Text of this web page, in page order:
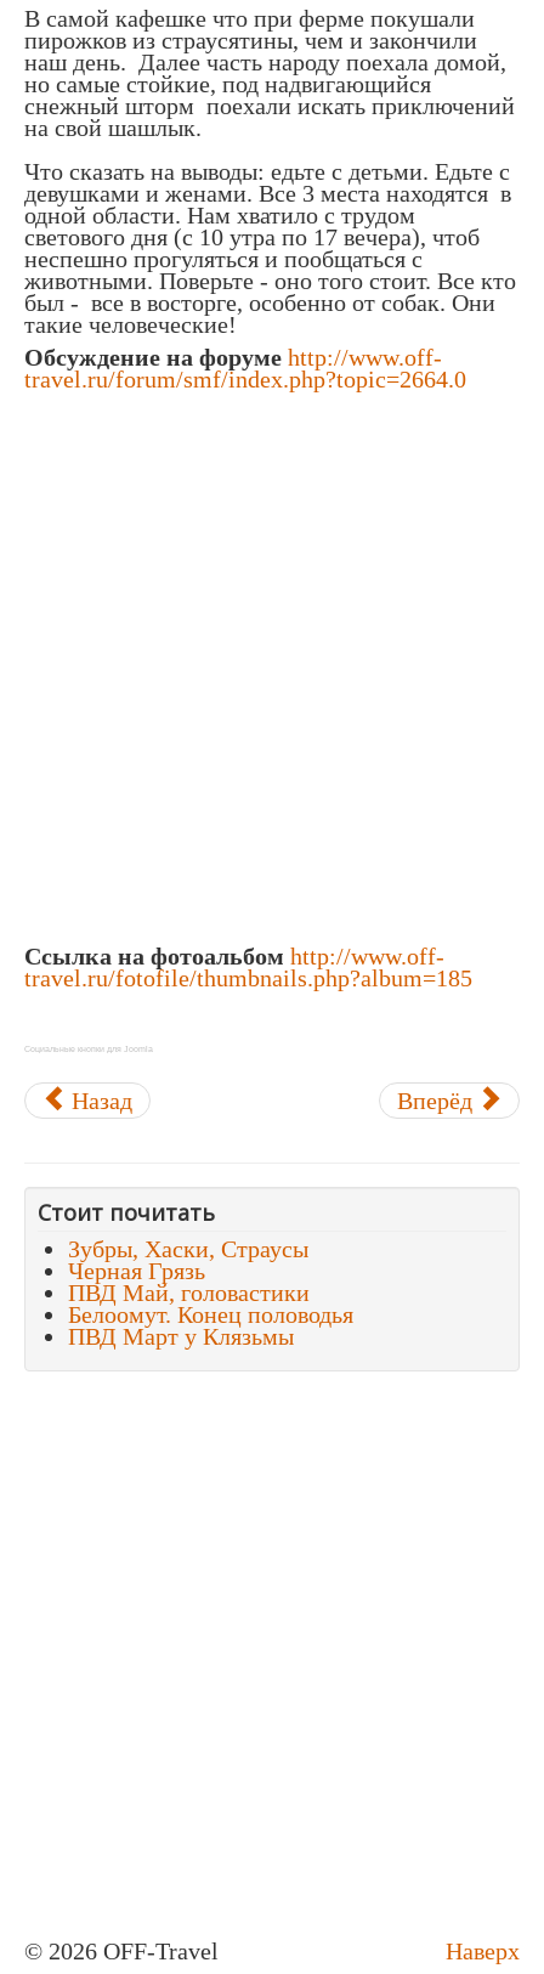
В самой кафешке что при ферме покушали
пирожков из страусятины, чем и закончили
наш день. Далее часть народу поехала домой,
но самые стойкие, под надвигающийся
снежный шторм поехали искать приключений
на свой шашлык.
Что сказать на выводы: едьте с детьми. Едьте с
девушками и женами. Все 3 места находятся в
одной области. Нам хватило с трудом
светового дня (с 10 утра по 17 вечера), чтоб
неспешно прогуляться и пообщаться с
животными. Поверьте - оно того стоит. Все кто
был - все в восторге, особенно от собак. Они
такие человеческие!
Обсуждение на форуме http://www.off-
travel.ru/forum/smf/index.php?topic=2664.0
Ссылка на фотоальбом http://www.off-
travel.ru/fotofile/thumbnails.php?album=185
Социальные кнопки для Joomla
Назад Вперёд
Стоит почитать
Зубры, Хаски, Страусы
Черная Грязь
ПВД Май, головастики
Белоомут. Конец половодья
ПВД Март у Клязьмы
Наверх
© 2026 OFF-Travel